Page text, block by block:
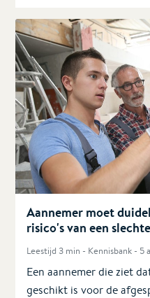
Aannemer moet
risico's van een
Leestijd 3 min - Kennisbank - 5
Een aannemer die ziet
geschikt is voor de